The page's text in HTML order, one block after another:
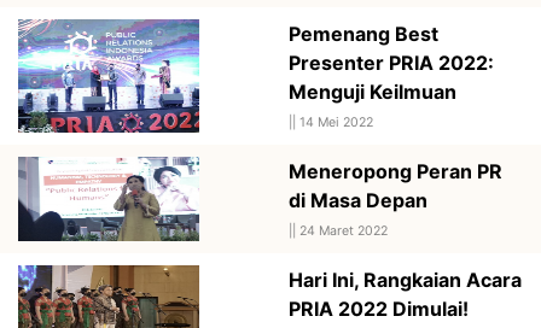
Pemenang Best
Presenter PRIA 2022:
Menguji Keilmuan
14 Mei 2022
Meneropong Peran PR
di Masa Depan
24 Maret 2022
Hari Ini, Rangkaian Acara
PRIA 2022 Dimulai!